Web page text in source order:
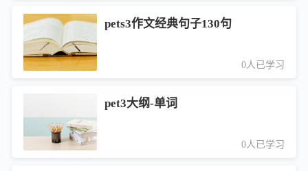
pets3作文经典句子130句
0人已学习
pet3大纲-单词
0人已学习